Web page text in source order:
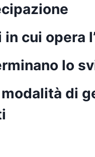
cui opera
lo
di